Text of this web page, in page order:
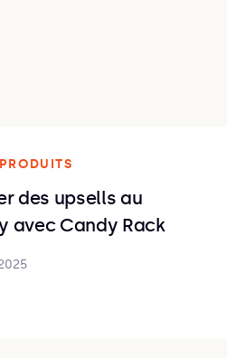
des upsells au
avec Candy Rack